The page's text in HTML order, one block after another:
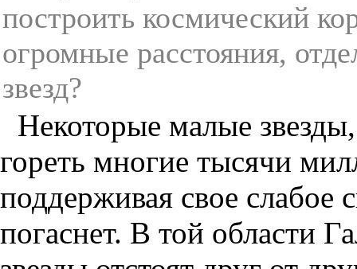
построить космический
огромные расстояния,
звезд?
Некоторые малые
гореть многие тысячи
поддерживая свое слабое
погаснет. В той области